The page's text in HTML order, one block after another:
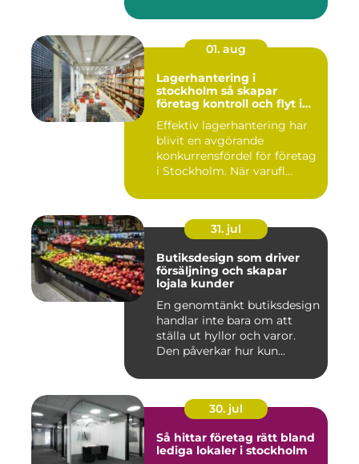
01. aug
Lagerhantering i
stockholm så skapar
företag kontroll och flyt i
Effektiv lagerhantering har
blivit en avgörande
konkurrensfördel för företag
i Stockholm. När varufl...
31. jul
Butiksdesign som driver
försäljning och skapar
lojala kunder
En genomtänkt butiksdesign
handlar inte bara om att
ställa ut hyllor och varor.
Den påverkar hur kun...
30. jul
Så hittar företag rätt bland
lediga lokaler i stockholm